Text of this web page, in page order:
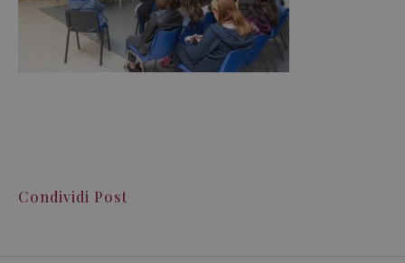
Condividi Post